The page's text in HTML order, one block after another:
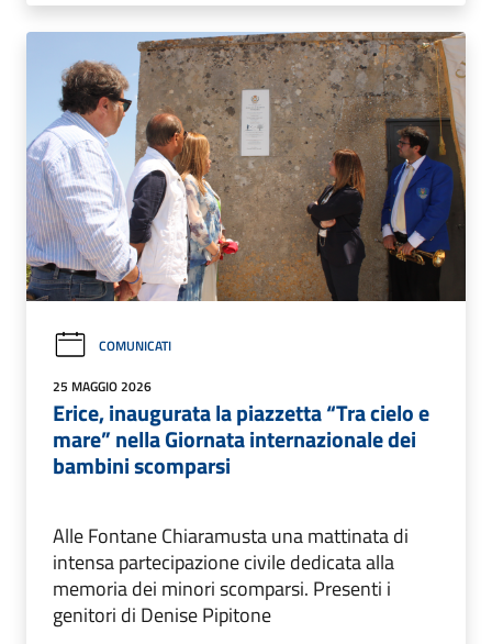
COMUNICATI
25 MAGGIO 2026
Erice, inaugurata la piazzetta “Tra cielo e
mare” nella Giornata internazionale dei
bambini scomparsi
Alle Fontane Chiaramusta una mattinata di
intensa partecipazione civile dedicata alla
memoria dei minori scomparsi. Presenti i
genitori di Denise Pipitone